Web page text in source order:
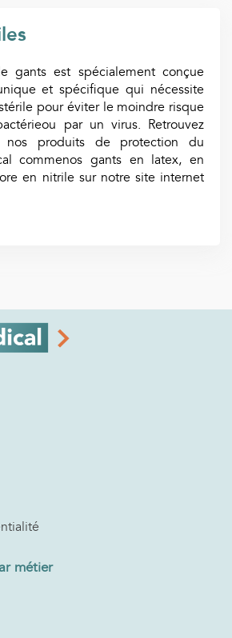
gants est spécialement conçue
et spécifique qui nécessite
pour éviter le moindre risque
par un virus. Retrouvez
nos produits de protection du
commenos gants en latex, en
en nitrile sur notre site internet
métier